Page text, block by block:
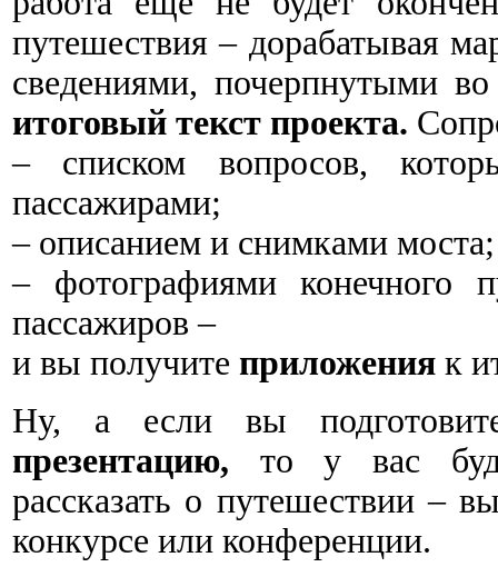
путешествия – дорабатывая
сведениями, почерпнутыми
итоговый текст проекта.
‒ списком вопросов,
пассажирами;
‒ описанием и снимками моста;
‒ фотографиями конечного
пассажиров –
и вы получите приложения к
Ну, а если вы
презентацию, то у вас
рассказать о путешествии –
конкурсе или конференции.